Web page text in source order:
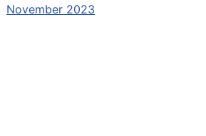
November 2023